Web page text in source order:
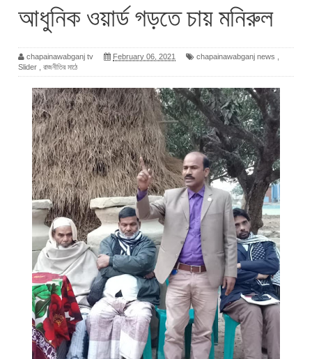
আধুনিক ওয়ার্ড গড়তে চায় মনিরুল
chapainawabganj tv February 06, 2021 chapainawabganj news
Slider
রাজনীতির মাঠে